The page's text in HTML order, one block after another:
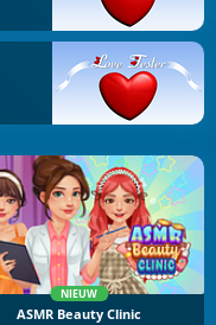
NIEUW
ASMR Beauty Clinic